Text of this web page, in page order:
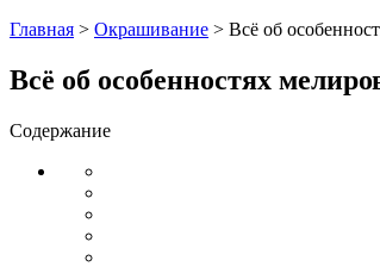
Главная > Окрашивание > Всё об
Всё об особенностях
Содержание